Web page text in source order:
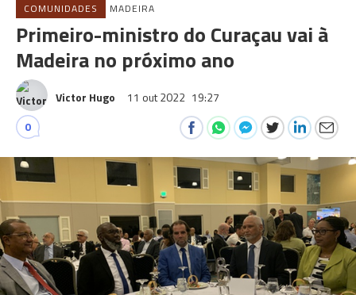
COMUNIDADES MADEIRA
Primeiro-ministro do Curaçau vai à
Madeira no próximo ano
Victor Hugo 11 out 2022 19:27
0